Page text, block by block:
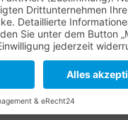
Unterschieden in